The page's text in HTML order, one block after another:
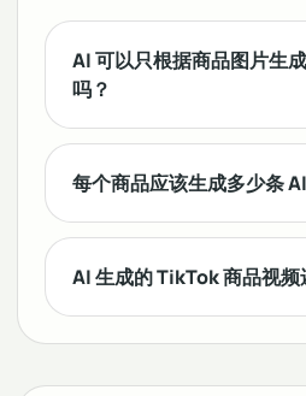
AI 可以只根据商品图片生
吗？
每个商品应该生成多少条
AI 生成的 TikTok 商品视频